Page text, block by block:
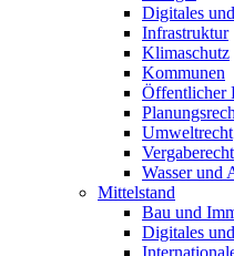
Digitales
Infrastruktur
Klimaschutz
Kommunen
Öffentlicher
Umweltrecht
Vergaberecht
Wasser und
Mittelstand
Bau und
Digitales